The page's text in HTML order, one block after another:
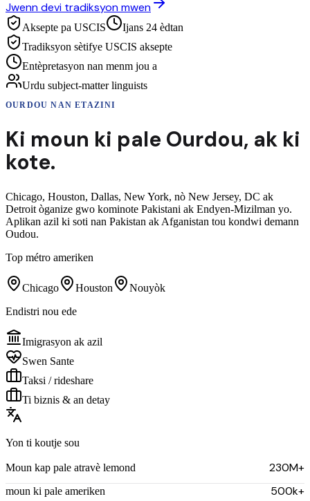
Jwenn devi tradiksyon mwen
Aksepte pa USCIS
Ijans 24 èdtan
Tradiksyon sètifye USCIS aksepte
Entèpretasyon nan menm jou a
Urdu subject-matter linguists
OURDOU NAN ETAZINI
Ki moun ki pale Ourdou, ak ki
kote.
Chicago, Houston, Dallas, New York, nò New Jersey, DC ak
Detroit òganize gwo kominote Pakistani ak Endyen-Mizilman yo.
Aplikan azil ki soti nan Pakistan ak Afganistan tou kondwi demann
Oudou.
Top métro ameriken
Chicago Houston
Nouyòk
Endistri nou ede
Imigrasyon ak azil
Swen Sante
Taksi / rideshare
Ti biznis & an detay
Yon ti koutje sou
Moun kap pale atravè lemond 230M+
moun ki pale ameriken 500k+